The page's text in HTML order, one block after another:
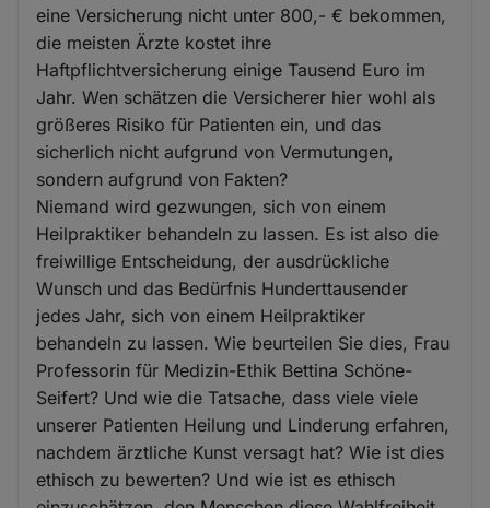
eine Versicherung nicht unter 800,- € bekommen,
die meisten Ärzte kostet ihre
Haftpflichtversicherung einige Tausend Euro im
Jahr. Wen schätzen die Versicherer hier wohl als
größeres Risiko für Patienten ein, und das
sicherlich nicht aufgrund von Vermutungen,
sondern aufgrund von Fakten?
Niemand wird gezwungen, sich von einem
Heilpraktiker behandeln zu lassen. Es ist also die
freiwillige Entscheidung, der ausdrückliche
Wunsch und das Bedürfnis Hunderttausender
jedes Jahr, sich von einem Heilpraktiker
behandeln zu lassen. Wie beurteilen Sie dies, Frau
Professorin für Medizin-Ethik Bettina Schöne-
Seifert? Und wie die Tatsache, dass viele viele
unserer Patienten Heilung und Linderung erfahren,
nachdem ärztliche Kunst versagt hat? Wie ist dies
ethisch zu bewerten? Und wie ist es ethisch